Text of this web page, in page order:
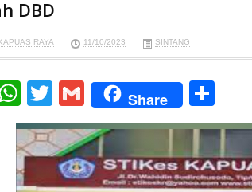
DBD
RAYA 11/10/2023 SINTANG
WhatsApp
TwitterGmail
Share